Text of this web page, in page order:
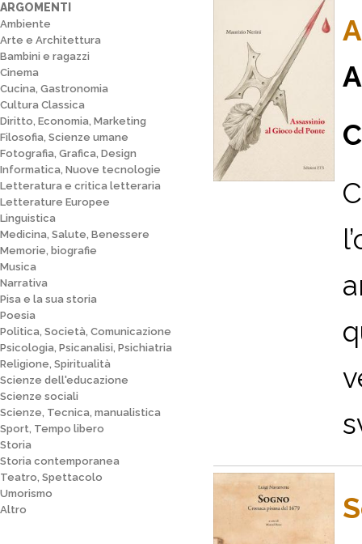
ARGOMENTI
Ambiente
Arte e Architettura
Bambini e ragazzi
Cinema
Cucina, Gastronomia
Cultura Classica
Diritto, Economia, Marketing
Filosofia, Scienze umane
Fotografia, Grafica, Design
Informatica, Nuove tecnologie
Letteratura e critica letteraria
Letterature Europee
Linguistica
Medicina, Salute, Benessere
Memorie, biografie
Musica
Narrativa
Pisa e la sua storia
Poesia
Politica, Società, Comunicazione
Psicologia, Psicanalisi, Psichiatria
Religione, Spiritualità
Scienze dell'educazione
Scienze sociali
Scienze, Tecnica, manualistica
Sport, Tempo libero
Storia
Storia contemporanea
Teatro, Spettacolo
Umorismo
Altro